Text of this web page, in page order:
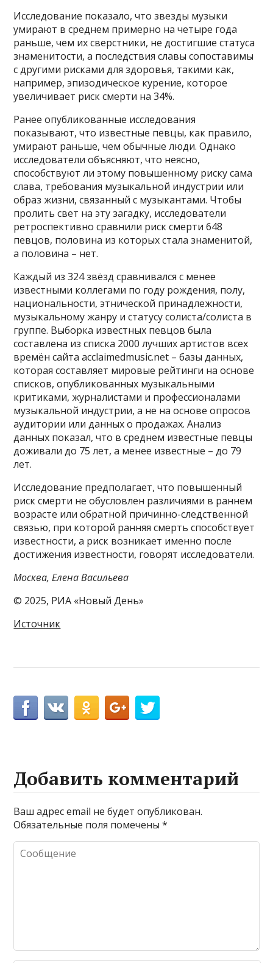
Исследование показало, что звезды музыки
умирают в среднем примерно на четыре года
раньше, чем их сверстники, не достигшие статуса
знаменитости, а последствия славы сопоставимы
с другими рисками для здоровья, такими как,
например, эпизодическое курение, которое
увеличивает риск смерти на 34%.
Ранее опубликованные исследования
показывают, что известные певцы, как правило,
умирают раньше, чем обычные люди. Однако
исследователи объясняют, что неясно,
способствуют ли этому повышенному риску сама
слава, требования музыкальной индустрии или
образ жизни, связанный с музыкантами. Чтобы
пролить свет на эту загадку, исследователи
ретроспективно сравнили риск смерти 648
певцов, половина из которых стала знаменитой,
а половина – нет.
Каждый из 324 звёзд сравнивался с менее
известными коллегами по году рождения, полу,
национальности, этнической принадлежности,
музыкальному жанру и статусу солиста/солиста в
группе. Выборка известных певцов была
составлена ​​из списка 2000 лучших артистов всех
времён сайта acclaimedmusic.net – базы данных,
которая составляет мировые рейтинги на основе
списков, опубликованных музыкальными
критиками, журналистами и профессионалами
музыкальной индустрии, а не на основе опросов
аудитории или данных о продажах. Анализ
данных показал, что в среднем известные певцы
доживали до 75 лет, а менее известные – до 79
лет.
Исследование предполагает, что повышенный
риск смерти не обусловлен различиями в раннем
возрасте или обратной причинно-следственной
связью, при которой ранняя смерть способствует
известности, а риск возникает именно после
достижения известности, говорят исследователи.
Москва, Елена Васильева
© 2025, РИА «Новый День»
Источник
Добавить комментарий
Ваш адрес email не будет опубликован.
Обязательные поля помечены*